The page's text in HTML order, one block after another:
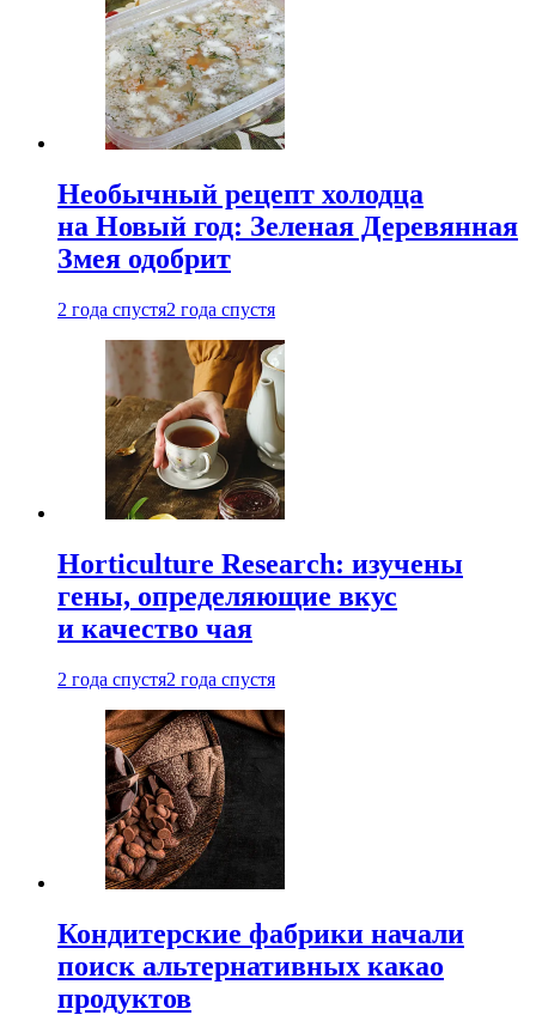
Необычный рецепт холодца
на Новый год: Зеленая Деревянная
Змея одобрит
2 года спустя2 года спустя
Horticulture Research: изучены
гены, определяющие вкус
и качество чая
2 года спустя2 года спустя
Кондитерские фабрики начали
поиск альтернативных какао
продуктов